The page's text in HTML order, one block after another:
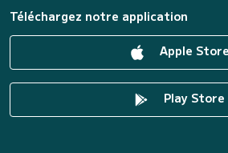
Téléchargez notre application
Apple Store
Play Store